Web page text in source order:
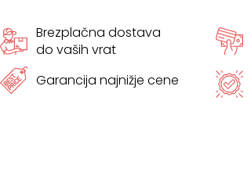
Brezplačna dostava
do vaših vrat
Garancija najnižje cene